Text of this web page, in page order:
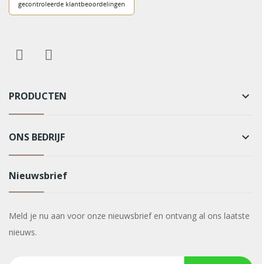
PRODUCTEN keyboard_arrow_down
ONS BEDRIJF keyboard_arrow_down
Nieuwsbrief
Meld je nu aan voor onze nieuwsbrief en ontvang al ons laatste
nieuws.